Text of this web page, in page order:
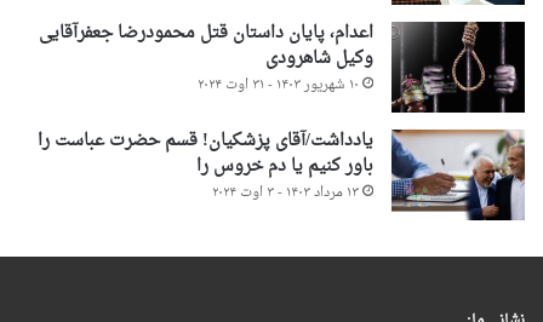
اعدام، پایان داستان قتل محمودرضا جعفرآقایی
وکیل شاهرودی
۱۰ شهریور ۱۴۰۳ - ۳۱ اوت ۲۰۲۴
یادداشت/آقای پزشکیان! قسم حضرت عباست را
باور کنیم یا دم خروس را
۱۳ مرداد ۱۴۰۳ - ۳ اوت ۲۰۲۴